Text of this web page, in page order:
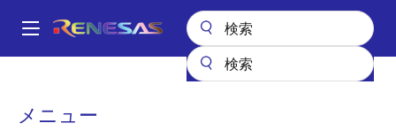
ン
Main
メニュー
パ
R1QDA7218ABB-20I